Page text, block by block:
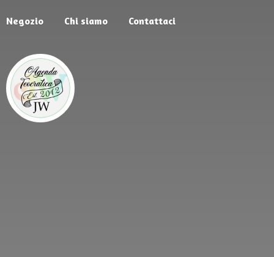
Negozio Chi siamo Contattaci